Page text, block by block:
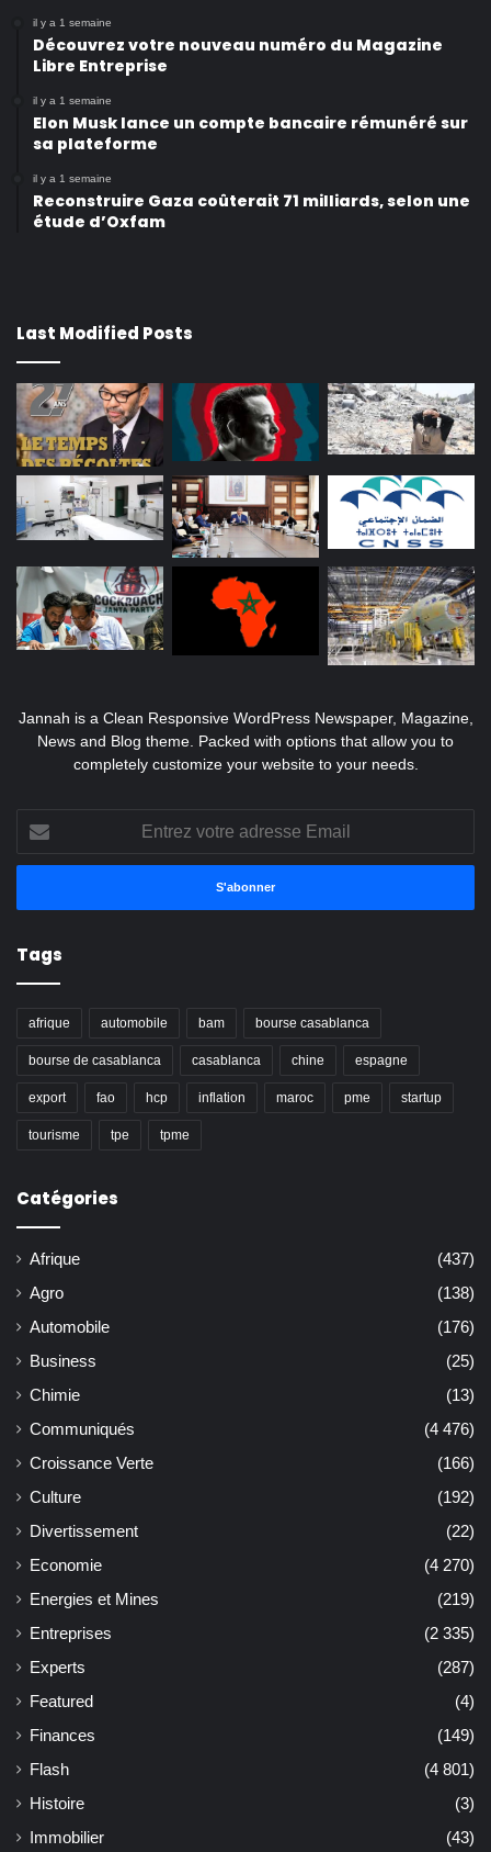
il y a 1 semaine
Découvrez votre nouveau numéro du Magazine
Libre Entreprise
il y a 1 semaine
Elon Musk lance un compte bancaire rémunéré sur
sa plateforme
il y a 1 semaine
Reconstruire Gaza coûterait 71 milliards, selon une
étude d’Oxfam
Last Modified Posts
Jannah is a Clean Responsive WordPress Newspaper, Magazine,
News and Blog theme. Packed with options that allow you to
completely customize your website to your needs.
votre
adresse
Tags
afrique automobile bam bourse casablanca
bourse de casablanca casablanca chine espagne
export fao hcp inflation maroc pme startup
tourisme tpe tpme
Catégories
Afrique
(437)
Agro
(138)
Automobile
(176)
Business
(25)
Chimie
(13)
Communiqués
(4 476)
Croissance Verte
(166)
Culture
(192)
Divertissement
(22)
Economie
(4 270)
Energies et Mines
(219)
Entreprises
(2 335)
Experts
(287)
Featured
(4)
Finances
(149)
Flash
(4 801)
Histoire
(3)
Immobilier
(43)